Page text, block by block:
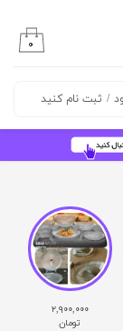
/ ثبت نام کنید
۰
۲,۹۰۰,۰۰۰
تومان